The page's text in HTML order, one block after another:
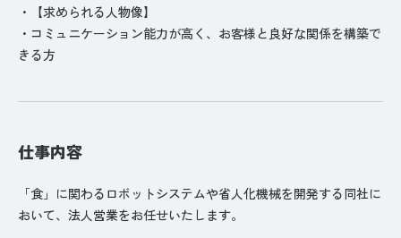
・【求められる人物像】
・コミュニケーション能力が高く、お客様と良好な関係を構築で
きる方
仕事内容
「食」に関わるロボットシステムや省人化機械を開発する同社に
おいて、法人営業をお任せいたします。